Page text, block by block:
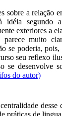
sobre a relação
idéia segundo
exteriores a
muito
se poderia,
seu reflexo
se desenvolve
do autor)
práticas de